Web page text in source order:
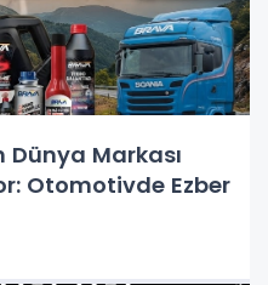
Dünya Markası
Otomotivde Ezber